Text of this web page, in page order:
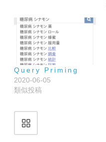
Query Priming
2020-06-05
類似投稿
navigation